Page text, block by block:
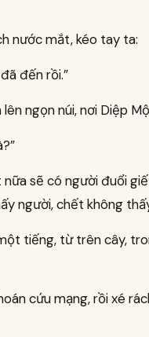
nước mắt, kéo tay ta:
đến rồi.”
ngọn núi, nơi Diệp
sẽ có người đuổi
người, chết không
tiếng, từ trên cây,
cứu mạng, rồi xé